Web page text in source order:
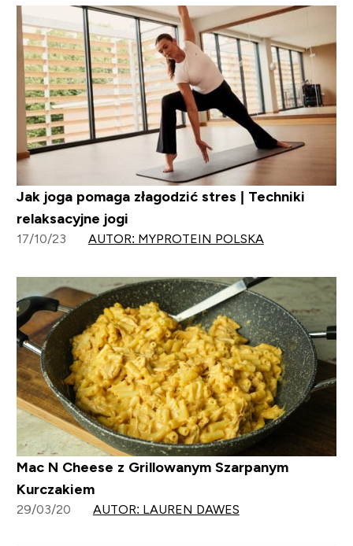
Jak joga pomaga złagodzić stres | Techniki
relaksacyjne jogi
17/10/23 AUTOR: MYPROTEIN POLSKA
Mac N Cheese z Grillowanym Szarpanym
Kurczakiem
29/03/20 AUTOR: LAUREN DAWES